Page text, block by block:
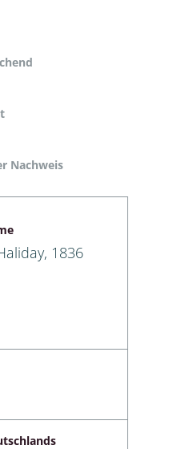
Nachweis
1836